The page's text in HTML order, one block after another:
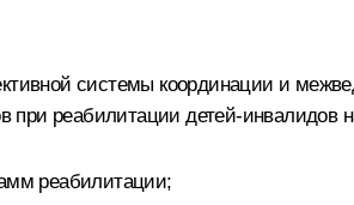
системы координации и
при реабилитации детей-инвалидов
реабилитации;